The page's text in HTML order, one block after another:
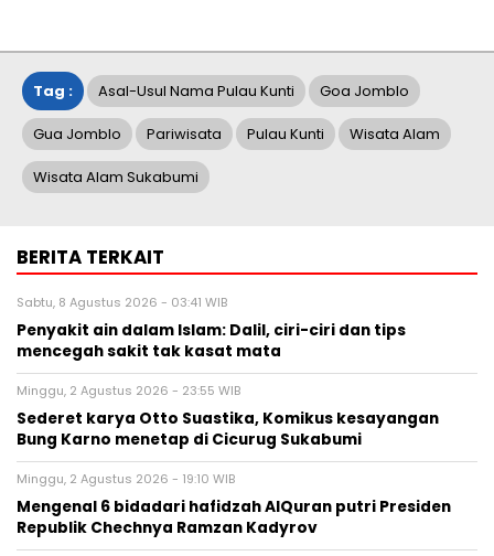
Tag : Asal-Usul Nama Pulau Kunti Goa Jomblo
Gua Jomblo Pariwisata Pulau Kunti Wisata Alam
Wisata Alam Sukabumi
BERITA TERKAIT
Sabtu, 8 Agustus 2026 - 03:41 WIB
Penyakit ain dalam Islam: Dalil, ciri-ciri dan tips
mencegah sakit tak kasat mata
Minggu, 2 Agustus 2026 - 23:55 WIB
Sederet karya Otto Suastika, Komikus kesayangan
Bung Karno menetap di Cicurug Sukabumi
Minggu, 2 Agustus 2026 - 19:10 WIB
Mengenal 6 bidadari hafidzah AlQuran putri Presiden
Republik Chechnya Ramzan Kadyrov